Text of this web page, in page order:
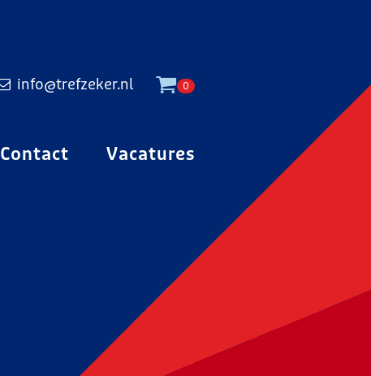
Contact Vacatures
info@trefzeker.nl 0